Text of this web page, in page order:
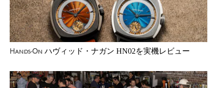
Hands-On ハヴィッド・ナガン HN02を実機レビュー